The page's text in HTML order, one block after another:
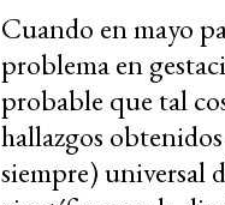
Cuando en mayo
problema en
probable que tal
hallazgos
siempre) universal